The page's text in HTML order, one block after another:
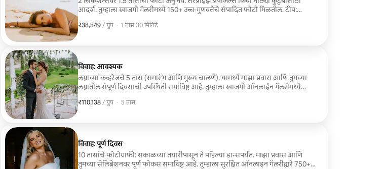
आदर्श. तुम्हाला खाजगी गॅलरीमध्ये 150+ उच्च-गुणवत्तेचे संपादित फोटो मिळतील. टीप:
लोकेशन्ससाठी प्रवेश शुल्क किंवा परवानग्या समाविष्ट नाहीत.
₹38,549 / ग्रुप
₹38,549, प्रति ग्रुप
, · 1 तास 30 मिनिटे
विवाह: आवश्यक
लग्नाच्या कव्हरेजचे 5 तास (समारंभ आणि मुख्य चालणे). यामध्ये माझा प्रवास आणि तुमच्या
लग्नातील संपूर्ण दिवसाची उपस्थिती समाविष्ट आहे. तुम्हाला खाजगी ऑनलाईन गॅलरीमध्ये
375+ संपादित उच्च-रिझोल्यूशन फोटो मिळतील. नैसर्गिक एडिटिंग शैली. टीप: व्हेन्यू परमिट्स
समाविष्ट नाहीत.
₹110,138 / ग्रुप
₹110,138, प्रति ग्रुप
, · 5 तास
विवाह: पूर्ण दिवस
10 तासांचे फोटोग्राफी: सकाळच्या तयारीपासून ते पहिल्या डान्सपर्यंत. माझा प्रवास आणि
तुमच्या सेलिब्रेशनवर पूर्ण फोकस समाविष्ट आहे. तुम्हाला सुरक्षित ऑनलाइन गॅलरीद्वारे 750+